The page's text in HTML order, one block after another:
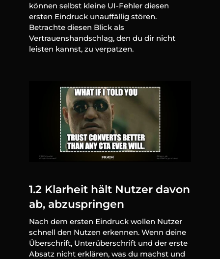
können selbst kleine UI-Fehler diesen
ersten Eindruck unauffällig stören.
Betrachte diesen Blick als
Vertrauenshandschlag, den du dir nicht
leisten kannst, zu verpatzen.
1.2 Klarheit hält Nutzer davon
ab, abzuspringen
Nach dem ersten Eindruck wollen Nutzer
schnell den Nutzen erkennen. Wenn deine
Überschrift, Unterüberschrift und der erste
Absatz nicht erklären, was du machst und